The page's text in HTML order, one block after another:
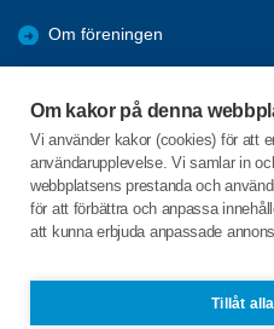
Om kakor på denna
Vi använder kakor (cookies) för att
användarupplevelse. Vi samlar in
webbplatsens prestanda och
för att förbättra och anpassa
att kunna erbjuda anpassade
Tillåt
Om föreningen
Förmåner
PROTOKOLL
C/o:Nils Olov Hult